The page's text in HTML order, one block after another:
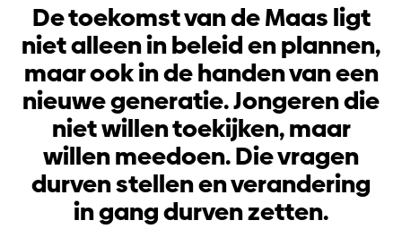
De toekomst van de Maas ligt
niet alleen in beleid en plannen,
maar ook in de handen van een
nieuwe generatie. Jongeren die
niet willen toekijken, maar
willen meedoen. Die vragen
durven stellen en verandering
in gang durven zetten.